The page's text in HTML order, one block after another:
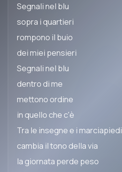
Segnali nel blu
sopra i quartieri
rompono il buio
dei miei pensieri
Segnali nel blu
dentro di me
mettono ordine
in quello che c'è
Tra le insegne e i marciapiedi
cambia il tono della via
la giornata perde peso